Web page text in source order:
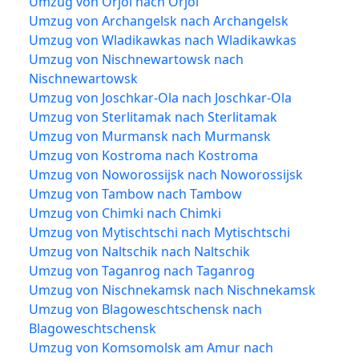
Umzug von Archangelsk nach Archangelsk
Umzug von Wladikawkas nach Wladikawkas
Umzug von Nischnewartowsk nach
Nischnewartowsk
Umzug von Joschkar-Ola nach Joschkar-Ola
Umzug von Sterlitamak nach Sterlitamak
Umzug von Murmansk nach Murmansk
Umzug von Kostroma nach Kostroma
Umzug von Noworossijsk nach Noworossijsk
Umzug von Tambow nach Tambow
Umzug von Chimki nach Chimki
Umzug von Mytischtschi nach Mytischtschi
Umzug von Naltschik nach Naltschik
Umzug von Taganrog nach Taganrog
Umzug von Nischnekamsk nach Nischnekamsk
Umzug von Blagoweschtschensk nach
Blagoweschtschensk
Umzug von Komsomolsk am Amur nach